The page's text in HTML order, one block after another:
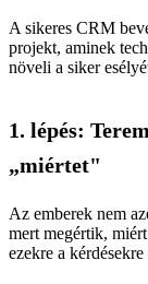
A sikeres CRM
projekt, aminek
növeli a siker
1. lépés:
„miértet"
Az emberek nem
mert megértik,
ezekre a